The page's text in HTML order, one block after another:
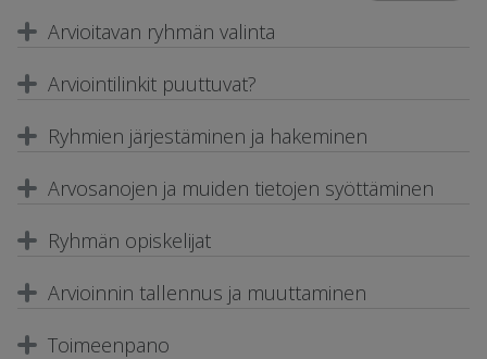
Arvioitavan ryhmän valinta
Arviointilinkit puuttuvat?
Ryhmien järjestäminen ja hakeminen
Arvosanojen ja muiden tietojen syöttäminen
Ryhmän opiskelijat
Arvioinnin tallennus ja muuttaminen
Toimeenpano